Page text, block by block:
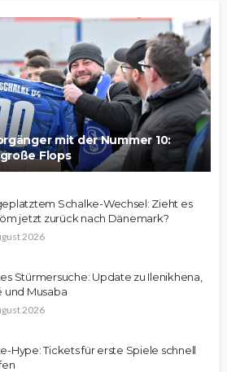
mit der Nummer 10:
Flops
Schalke-Wechsel: Zieht es
jetzt zurück nach Dänemark?
2026
Stürmersuche: Update zu Ilenikhena,
und Musaba
2026
Hype: Tickets für erste Spiele schnell